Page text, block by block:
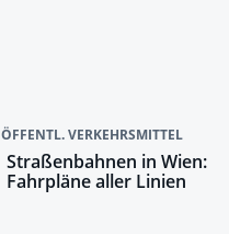
ÖFFENTL. VERKEHRSMITTEL
Straßenbahnen in Wien:
Fahrpläne aller Linien